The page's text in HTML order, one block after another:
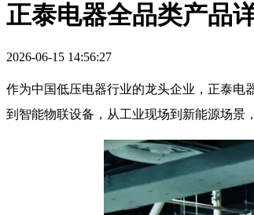
正泰电器全品类产品
2026-06-15 14:56:27
作为中国低压电器行业的龙头企业，正泰电
到智能物联设备，从工业现场到新能源场景